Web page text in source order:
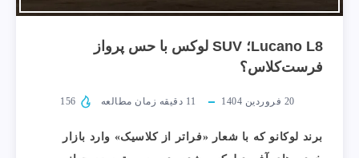
Lucano L8؛ SUV لوکس با حس پرواز
فرست‌کلاس؟
20 فروردین 1404 11 دقیقه زمان مطالعه
برند لوکانو که با شعار «فراتر از کلاسیک» وارد بازار